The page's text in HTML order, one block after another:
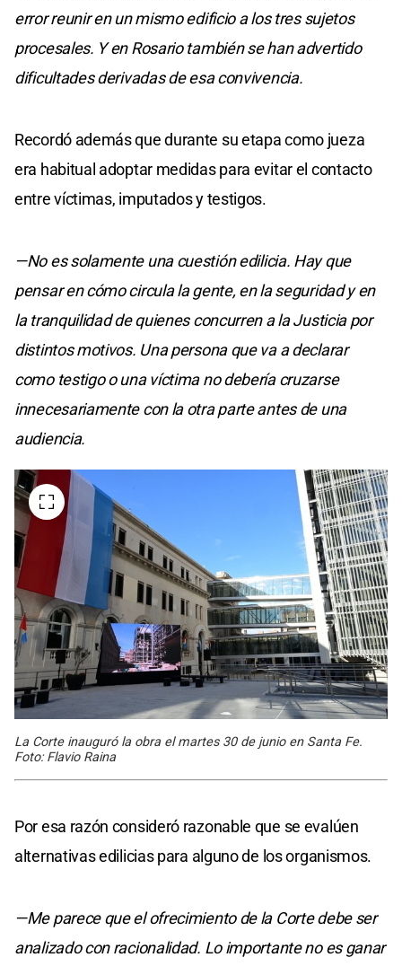
error reunir en un mismo edificio a los tres sujetos
procesales. Y en Rosario también se han advertido
dificultades derivadas de esa convivencia.
Recordó además que durante su etapa como jueza
era habitual adoptar medidas para evitar el contacto
entre víctimas, imputados y testigos.
—No es solamente una cuestión edilicia. Hay que
pensar en cómo circula la gente, en la seguridad y en
la tranquilidad de quienes concurren a la Justicia por
distintos motivos. Una persona que va a declarar
como testigo o una víctima no debería cruzarse
innecesariamente con la otra parte antes de una
audiencia.
La Corte inauguró la obra el martes 30 de junio en Santa Fe.
Foto: Flavio Raina
Por esa razón consideró razonable que se evalúen
alternativas edilicias para alguno de los organismos.
—Me parece que el ofrecimiento de la Corte debe ser
analizado con racionalidad. Lo importante no es ganar